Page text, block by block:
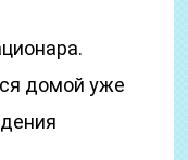
домой уже